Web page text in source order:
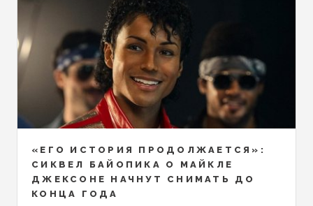
«ЕГО ИСТОРИЯ ПРОДОЛЖАЕТСЯ»:
СИКВЕЛ БАЙОПИКА О МАЙКЛЕ
ДЖЕКСОНЕ НАЧНУТ СНИМАТЬ ДО
КОНЦА ГОДА